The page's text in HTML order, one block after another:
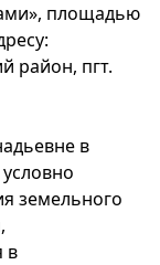
площадью
район, пгт.
в
земельного
в